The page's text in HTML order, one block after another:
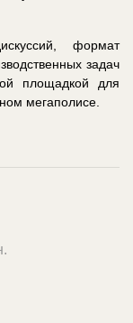
формат
задач
площадкой для
мегаполисе.